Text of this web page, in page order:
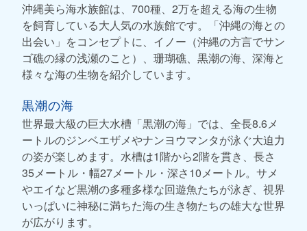
沖縄美ら海水族館は、700種、2万を超える海の生物
を飼育している大人気の水族館です。「沖縄の海との
出会い」をコンセプトに、イノー（沖縄の方言でサン
ゴ礁の縁の浅瀬のこと）、珊瑚礁、黒潮の海、深海と
様々な海の生物を紹介しています。
黒潮の海
世界最大級の巨大水槽「黒潮の海」では、全長8.6メ
ートルのジンベエザメやナンヨウマンタが泳ぐ大迫力
の姿が楽しめます。水槽は1階から2階を貫き、長さ
35メートル・幅27メートル・深さ10メートル。サメ
やエイなど黒潮の多種多様な回遊魚たちが泳ぎ、視界
いっぱいに神秘に満ちた海の生き物たちの雄大な世界
が広がります。